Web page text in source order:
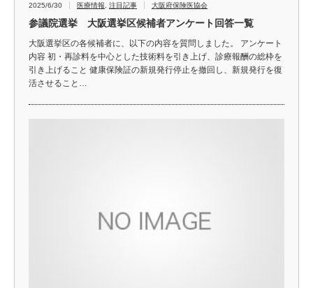
2025/6/30 医療情報 注目記事 大阪府保険医協会
参議院選挙 大阪選挙区候補者アンケート回答一覧
大阪選挙区の各候補者に、以下の内容を質問しました。 アンケート
内容 初・再診料を中心とした技術料を引き上げ、診療報酬の総枠を
引き上げること 健康保険証の新規発行停止を撤回し、新規発行を復
活させること…